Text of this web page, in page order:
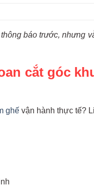
báo trước, nhưng
cắt góc
ghế vận hành thực tế?